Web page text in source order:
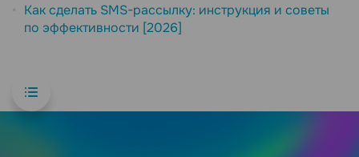
Как сделать SMS-рассылку: инструкция и советы
по эффективности [2026]